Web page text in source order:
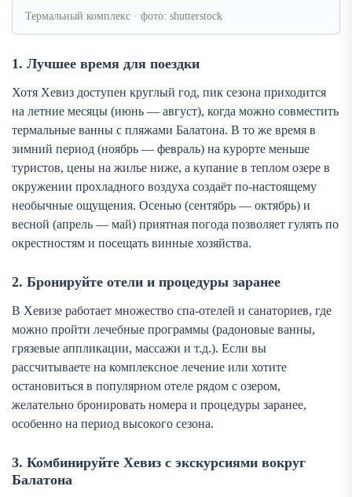
Термальный комплекс · фото: shutterstock
1. Лучшее время для поездки
Хотя Хевиз доступен круглый год, пик сезона приходится
на летние месяцы (июнь — август), когда можно совместить
термальные ванны с пляжами Балатона. В то же время в
зимний период (ноябрь — февраль) на курорте меньше
туристов, цены на жилье ниже, а купание в теплом озере в
окружении прохладного воздуха создаёт по-настоящему
необычные ощущения. Осенью (сентябрь — октябрь) и
весной (апрель — май) приятная погода позволяет гулять по
окрестностям и посещать винные хозяйства.
2. Бронируйте отели и процедуры заранее
В Хевизе работает множество спа-отелей и санаториев, где
можно пройти лечебные программы (радоновые ванны,
грязевые аппликации, массажи и т.д.). Если вы
рассчитываете на комплексное лечение или хотите
остановиться в популярном отеле рядом с озером,
желательно бронировать номера и процедуры заранее,
особенно на период высокого сезона.
3. Комбинируйте Хевиз с экскурсиями вокруг
Балатона